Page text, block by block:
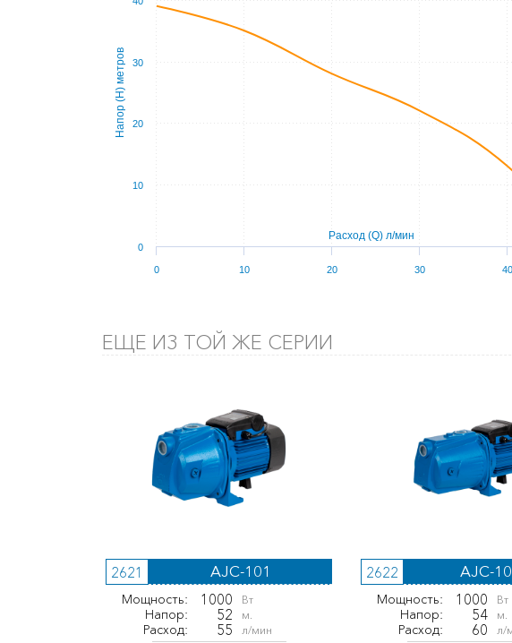
Расход (Q) л/мин
Напор (Н) метров
0 10 20 30 40
0
10
20
30
ЕЩЕ ИЗ ТОЙ ЖЕ СЕРИИ
2621 AJC-101
Мощность: 1000 Вт
Напор: 52 м.
Расход: 55 л/мин
2622 AJC-
Мощность: 1000 Вт
Напор: 54 м.
Расход: 60 л/